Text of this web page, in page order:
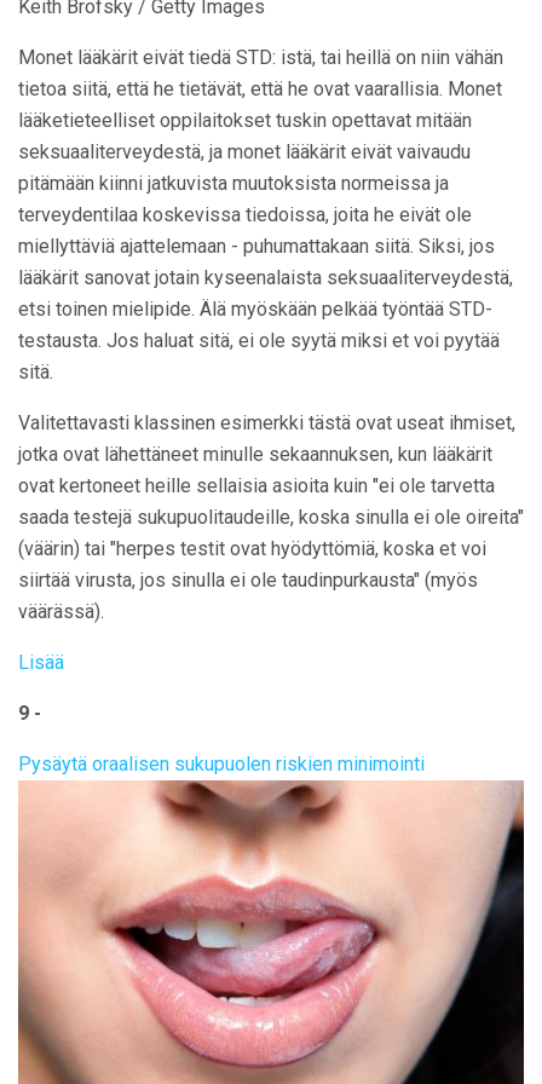
Keith Brofsky / Getty Images
Monet lääkärit eivät tiedä STD: istä, tai heillä on niin vähän
tietoa siitä, että he tietävät, että he ovat vaarallisia. Monet
lääketieteelliset oppilaitokset tuskin opettavat mitään
seksuaaliterveydestä, ja monet lääkärit eivät vaivaudu
pitämään kiinni jatkuvista muutoksista normeissa ja
terveydentilaa koskevissa tiedoissa, joita he eivät ole
miellyttäviä ajattelemaan - puhumattakaan siitä. Siksi, jos
lääkärit sanovat jotain kyseenalaista seksuaaliterveydestä,
etsi toinen mielipide. Älä myöskään pelkää työntää STD-
testausta. Jos haluat sitä, ei ole syytä miksi et voi pyytää
sitä.
Valitettavasti klassinen esimerkki tästä ovat useat ihmiset,
jotka ovat lähettäneet minulle sekaannuksen, kun lääkärit
ovat kertoneet heille sellaisia ​​asioita kuin "ei ole tarvetta
saada testejä sukupuolitaudeille, koska sinulla ei ole oireita"
(väärin) tai "herpes testit ovat hyödyttömiä, koska et voi
siirtää virusta, jos sinulla ei ole taudinpurkausta" (myös
väärässä).
Lisää
9 -
Pysäytä oraalisen sukupuolen riskien minimointi